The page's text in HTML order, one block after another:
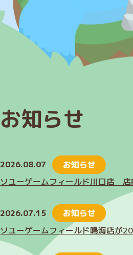
お知らせ
2026.08.07
お知らせ
ソユーゲームフィールド川口店
2026.07.15
お知らせ
ソユーゲームフィールド鳴海店が